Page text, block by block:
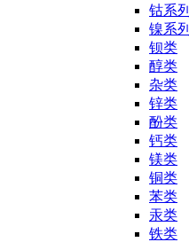
钴系列
镍系列
钡类
醇类
杂类
锌类
酚类
钙类
镁类
铜类
苯类
汞类
铁类